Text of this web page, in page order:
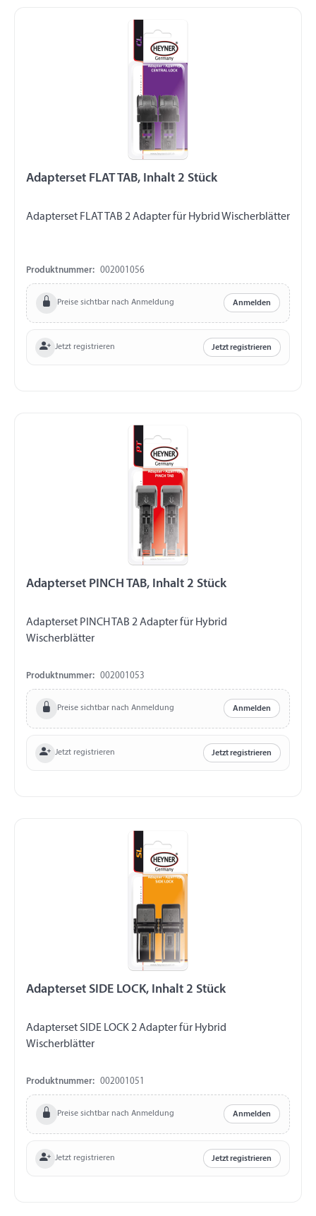
Adapterset FLAT TAB, Inhalt 2 Stück
Adapterset FLAT TAB 2 Adapter für Hybrid Wischerblätter
Produktnummer: 002001056
Preise sichtbar nach Anmeldung Anmelden
Jetzt registrieren Jetzt registrieren
Adapterset PINCH TAB, Inhalt 2 Stück
Adapterset PINCH TAB 2 Adapter für Hybrid
Wischerblätter
Produktnummer: 002001053
Preise sichtbar nach Anmeldung Anmelden
Jetzt registrieren Jetzt registrieren
Adapterset SIDE LOCK, Inhalt 2 Stück
Adapterset SIDE LOCK 2 Adapter für Hybrid
Wischerblätter
Produktnummer: 002001051
Preise sichtbar nach Anmeldung Anmelden
Jetzt registrieren Jetzt registrieren